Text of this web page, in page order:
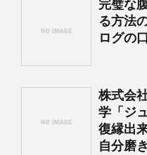
完璧な
る方法
ログの
株式会
学「ジ
復縁出
自分磨